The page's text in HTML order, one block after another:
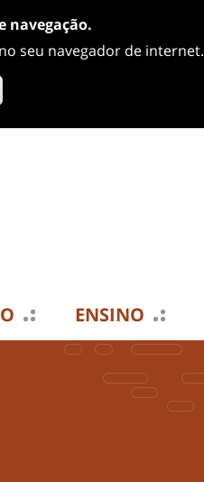
navegação.
seu navegador de internet.
ENSINO